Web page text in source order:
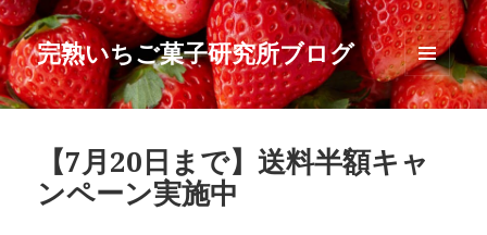
完熟いちご菓子研究所ブログ
メニュ
ーとウ
【7月20日まで】送料半額キャ
ンペーン実施中